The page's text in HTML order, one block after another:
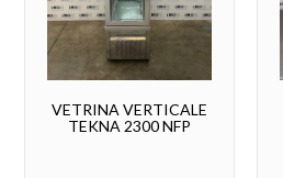
VETRINA VERTICALE
TEKNA 2300 NFP